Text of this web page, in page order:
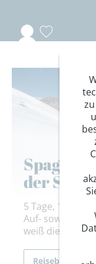
der
5 Tage, 10
Auf- sowie
weiß die
Reiseberichte